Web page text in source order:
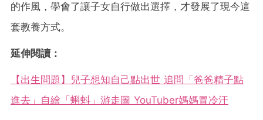
的作風，學會了讓子女自行做出選擇，才發展了現今這
套教養方式。
延伸閱讀：
【出生問題】兒子想知自己點出世 追問「爸爸精子點
進去」自繪「蝌蚪」游走圖 YouTuber媽媽冒冷汗